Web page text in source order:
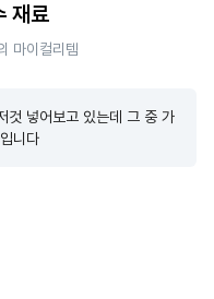
재료
마이컬리템
것 넣어보고 있는데 그 중 가
니다